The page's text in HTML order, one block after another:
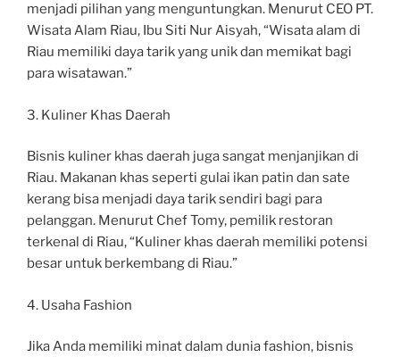
menjadi pilihan yang menguntungkan. Menurut CEO PT.
Wisata Alam Riau, Ibu Siti Nur Aisyah, “Wisata alam di
Riau memiliki daya tarik yang unik dan memikat bagi
para wisatawan.”
3. Kuliner Khas Daerah
Bisnis kuliner khas daerah juga sangat menjanjikan di
Riau. Makanan khas seperti gulai ikan patin dan sate
kerang bisa menjadi daya tarik sendiri bagi para
pelanggan. Menurut Chef Tomy, pemilik restoran
terkenal di Riau, “Kuliner khas daerah memiliki potensi
besar untuk berkembang di Riau.”
4. Usaha Fashion
Jika Anda memiliki minat dalam dunia fashion, bisnis